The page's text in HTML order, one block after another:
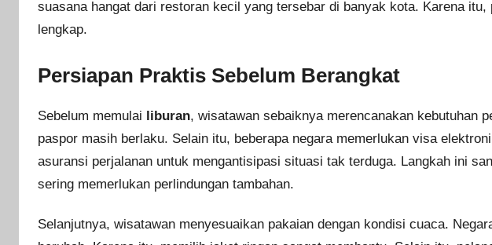
suasana hangat dari restoran kecil yang tersebar di banyak kota. Karena
lengkap.
Persiapan Praktis Sebelum Berangkat
Sebelum memulai liburan, wisatawan sebaiknya merencanakan kebutuhan
paspor masih berlaku. Selain itu, beberapa negara memerlukan visa
asuransi perjalanan untuk mengantisipasi situasi tak terduga. Langkah ini
sering memerlukan perlindungan tambahan.
Selanjutnya, wisatawan menyesuaikan pakaian dengan kondisi cuaca.